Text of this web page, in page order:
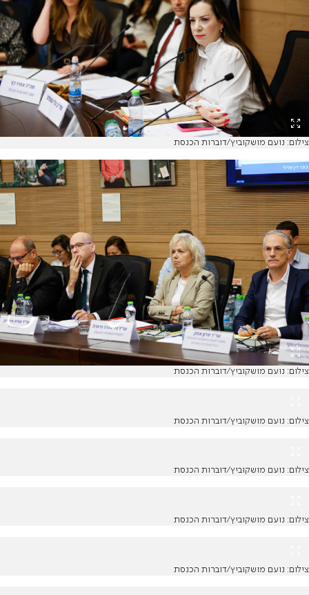
צילום: נועם מושקוביץ/דוברות הכנסת
צילום: נועם מושקוביץ/דוברות הכנסת
צילום: נועם מושקוביץ/דוברות הכנסת
צילום: נועם מושקוביץ/דוברות הכנסת
צילום: נועם מושקוביץ/דוברות הכנסת